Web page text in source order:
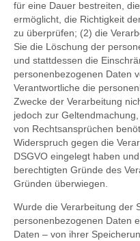
für eine Dauer bestreiten,
ermöglicht, die Richtigkeit
zu überprüfen; (2) die
Sie die Löschung der
und stattdessen die
personenbezogenen Daten
Verantwortliche die
Zwecke der Verarbeitung
jedoch zur
von Rechtsansprüchen
Widerspruch gegen die
DSGVO eingelegt haben
berechtigten Gründe des
Gründen überwiegen.
Wurde die Verarbeitung der
personenbezogenen Daten
Daten – von ihrer